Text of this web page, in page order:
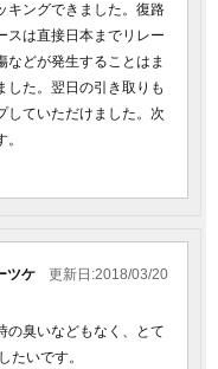
キングできました。復路
スは直接日本までリレー
などが発生することはま
した。翌日の引き取りも
していただけました。次
更新日:2018/03/20
ツケ
の臭いなどもなく、とて
たいです。